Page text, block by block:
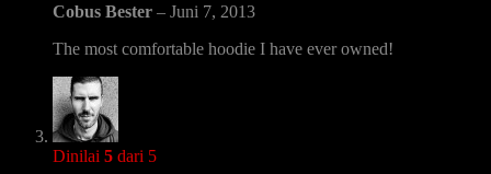
Cobus Bester – Juni 7, 2013
The most comfortable hoodie I have ever owned!
Dinilai 5 dari 5